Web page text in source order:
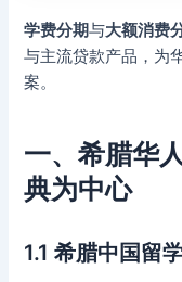
学费分期与大额消费
与主流贷款产品，为
案。
一、希腊华
典为中心
1.1 希腊中国留